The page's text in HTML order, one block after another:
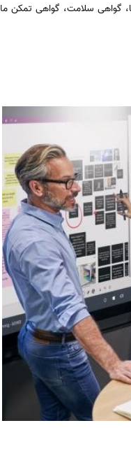
گواهی سلامت، گواهی تمکن